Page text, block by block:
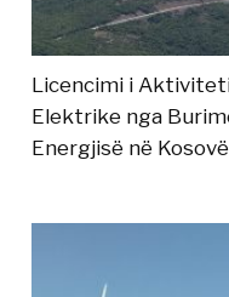
Licencimi i
Elektrike nga
Energjisë në